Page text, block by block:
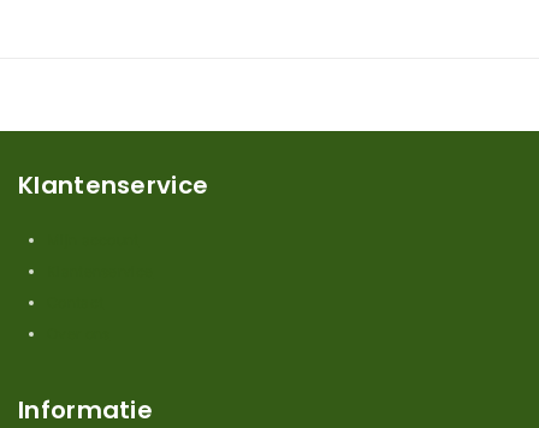
Klantenservice
Informatie